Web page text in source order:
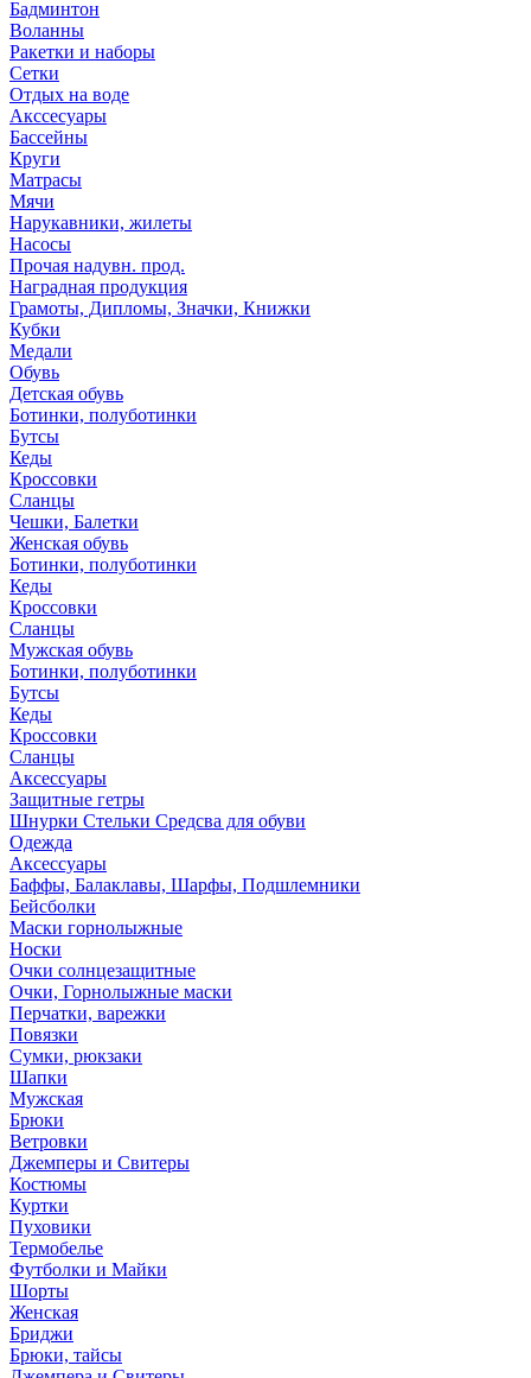
Бадминтон
Воланны
Ракетки и наборы
Сетки
Отдых на воде
Акссесуары
Бассейны
Круги
Матрасы
Мячи
Нарукавники, жилеты
Насосы
Прочая надувн. прод.
Наградная продукция
Грамоты, Дипломы, Значки, Книжки
Кубки
Медали
Обувь
Детская обувь
Ботинки, полуботинки
Бутсы
Кеды
Кроссовки
Сланцы
Чешки, Балетки
Женская обувь
Ботинки, полуботинки
Кеды
Кроссовки
Сланцы
Мужская обувь
Ботинки, полуботинки
Бутсы
Кеды
Кроссовки
Сланцы
Аксессуары
Защитные гетры
Шнурки Стельки Средсва для обуви
Одежда
Аксессуары
Баффы, Балаклавы, Шарфы, Подшлемники
Бейсболки
Маски горнолыжные
Носки
Очки солнцезащитные
Очки, Горнолыжные маски
Перчатки, варежки
Повязки
Сумки, рюкзаки
Шапки
Мужская
Брюки
Ветровки
Джемперы и Свитеры
Костюмы
Куртки
Пуховики
Термобелье
Футболки и Майки
Шорты
Женская
Бриджи
Брюки, тайсы